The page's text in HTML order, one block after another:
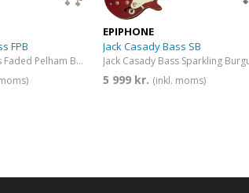
FPB
Jack Casady Bass Faded Pelham Blue
EPIPHONE
Jack Casady Bass SB
5 999 kr. (inkl. moms)